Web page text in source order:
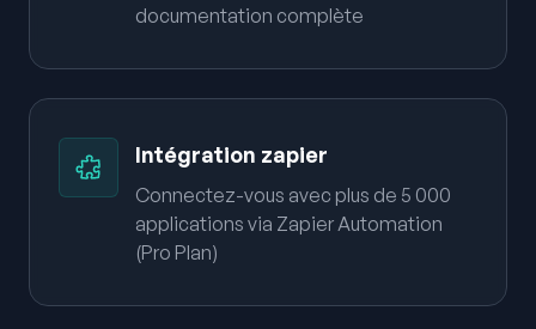
documentation complète
Intégration zapier
Connectez-vous avec plus de 5 000
applications via Zapier Automation
(Pro Plan)